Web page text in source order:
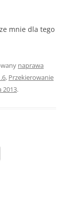
mnie dla tego
naprawa
, Przekierowanie
2013.